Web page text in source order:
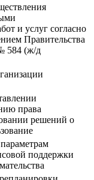
и услуг согласно
Правительства
584 (ж/д
права
решений о
поддержки